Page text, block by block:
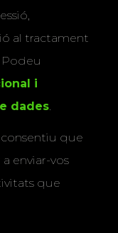
al tractament
Podeu
i
dades.
que
enviar-vos
que